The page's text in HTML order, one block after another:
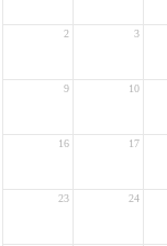
2 3
9 10
16 17
23 24